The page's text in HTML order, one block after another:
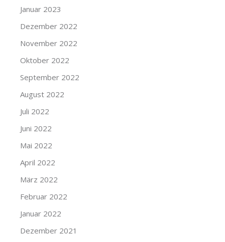
Januar 2023
Dezember 2022
November 2022
Oktober 2022
September 2022
August 2022
Juli 2022
Juni 2022
Mai 2022
April 2022
März 2022
Februar 2022
Januar 2022
Dezember 2021